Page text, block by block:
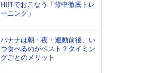
HIITでおこなう「背中徹底トレ
ーニング」
バナナは朝・夜・運動前後、い
つ食べるのがベスト？タイミン
グごとのメリット